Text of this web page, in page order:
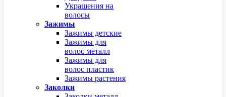
Украшения на
волосы
Зажимы
Зажимы детские
Зажимы для
волос металл
Зажимы для
волос пластик
Зажимы растения
Заколки